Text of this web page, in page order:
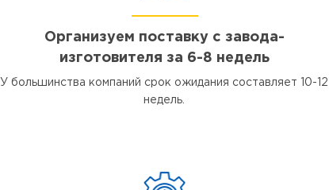
Организуем поставку с завода-
изготовителя за 6-8 недель
У большинства компаний срок ожидания составляет 10-12
недель.